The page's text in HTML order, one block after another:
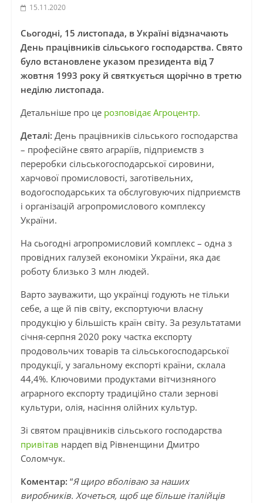
15.11.2020
Сьогодні, 15 листопада, в Україні відзначають
День працівників сільського господарства. Свято
було встановлене указом президента від 7
жовтня 1993 року й святкується щорічно в третю
неділю листопада.
Детальніше про це розповідає Агроцентр.
Деталі: День працівників сільського господарства
– професійне свято аграріїв, підприємств з
переробки сільськогосподарської сировини,
харчової промисловості, заготівельних,
водогосподарських та обслуговуючих підприємств
і організацій агропромислового комплексу
України.
На сьогодні агропромисловий комплекс – одна з
провідних галузей економіки України, яка дає
роботу близько 3 млн людей.
Варто зауважити, що українці годують не тільки
себе, а ще й пів світу, експортуючи власну
продукцію у більшість країн світу. За результатами
січня-серпня 2020 року частка експорту
продовольчих товарів та сільськогосподарської
продукції, у загальному експорті країни, склала
44,4%. Ключовими продуктами вітчизняного
аграрного експорту традиційно стали зернові
культури, олія, насіння олійних культур.
Зі святом працівників сільського господарства
привітав нардеп від Рівненщини Дмитро
Соломчук.
Коментар: “Я щиро вболіваю за наших
виробників. Хочеться, щоб ще більше італійців